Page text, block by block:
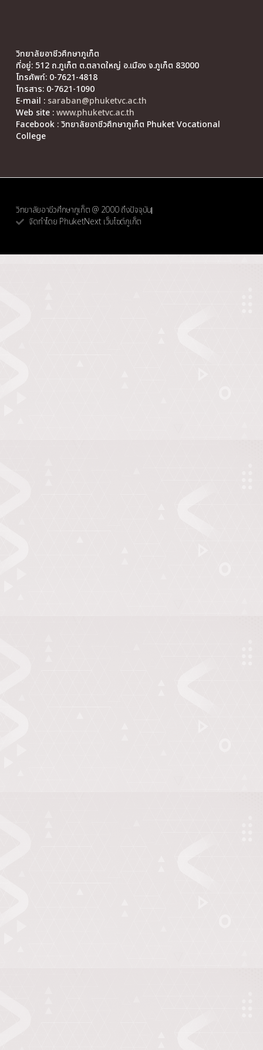
วิทยาลัยอาชีวศึกษาภูเก็ต
ที่อยู่: 512 ถ.ภูเก็ต ต.ตลาดใหญ่ อ.เมือง จ.ภูเก็ต 83000
โทรศัพท์: 0-7621-4818
โทรสาร: 0-7621-1090
E-mail : saraban@phuketvc.ac.th
Web site :www.phuketvc.ac.th
Facebook : วิทยาลัยอาชีวศึกษาภูเก็ต Phuket Vocational
College
วิทยาลัยอาชีวศึกษาภูเก็ต @ 2000 ถึงปัจจุบัน
จัดทำโดย PhuketNext เว็บไซต์ภูเก็ต